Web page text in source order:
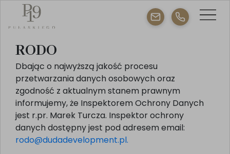
RODO
Dbając o najwyższą jakość procesu
przetwarzania danych osobowych oraz
zgodność z aktualnym stanem prawnym
informujemy, że Inspektorem Ochrony Danych
jest r.pr. Marek Turcza. Inspektor ochrony
danych dostępny jest pod adresem email:
rodo@dudadevelopment.pl.